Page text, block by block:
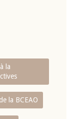
la
la BCEAO